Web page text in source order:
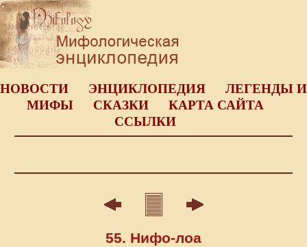
НОВОСТИ ЭНЦИКЛОПЕДИЯ
ЛЕГЕНДЫ И
МИФЫ
СКАЗКИ
КАРТА САЙТА
ССЫЛКИ
55. Нифо-лоа